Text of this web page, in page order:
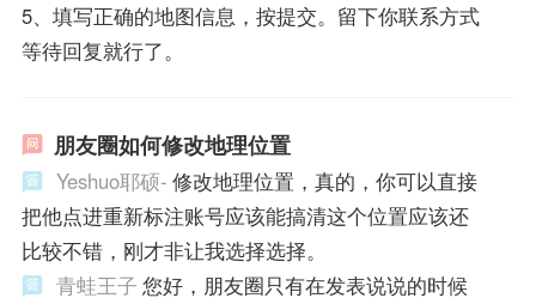
5、填写正确的地图信息，按提交。留下你联系方式
等待回复就行了。
朋友圈如何修改地理位置
Yeshuo耶硕- 修改地理位置，真的，你可以直接
把他点进重新标注账号应该能搞清这个位置应该还
比较不错，刚才非让我选择选择。
青蛙王子 您好，朋友圈只有在发表说说的时候